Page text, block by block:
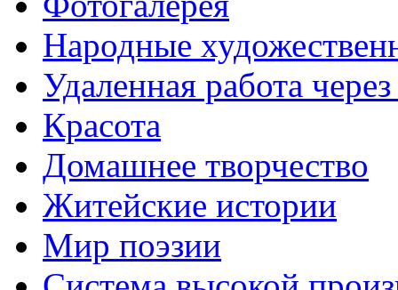
Народные
Удаленная работа
Красота
Домашнее творчество
Житейские истории
Мир поэзии